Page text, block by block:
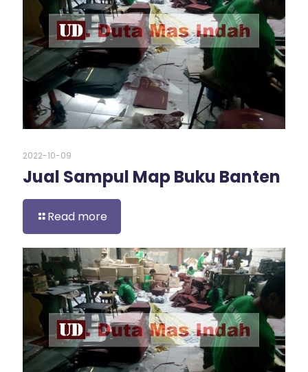
2022-10-09
Jual Sampul Map Buku Banten
Read more